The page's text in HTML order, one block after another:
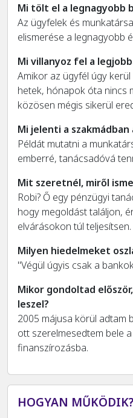
Mi tölt el a legnagyobb
Az ügyfelek és
elismerése a legnagyobb
Mi villanyoz fel a
Amikor az ügyfél úgy
hetek, hónapok óta nincs
közösen mégis sikerül
Mi jelenti a
Példát mutatni a
emberré, tanácsadóvá
Mit szeretnél, miről
Robi? Ő egy pénzügyi
hogy megoldást találjon,
elvárásokon túl teljesítsen.
Milyen hiedelmeket
"Végül úgyis csak a
Mikor gondoltad
leszel?
2005 májusa körül adtam
ott szerelmesedtem bele
finanszírozásba.
HOGYAN MŰKÖDIK?